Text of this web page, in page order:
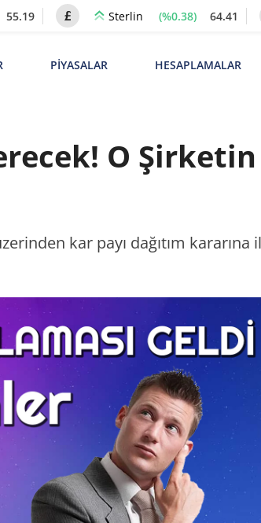
55.19 Sterlin (%0.38) 64.41
PİYASALAR HESAPLAMALAR
O
kar payı dağıtım